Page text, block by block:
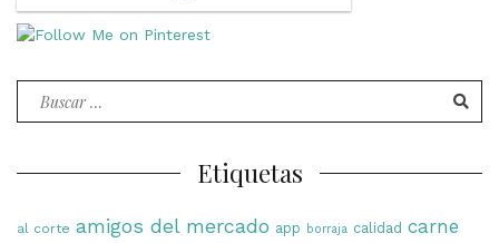
Buscar
Etiquetas
al corte amigos del mercado app borraja calidad carne